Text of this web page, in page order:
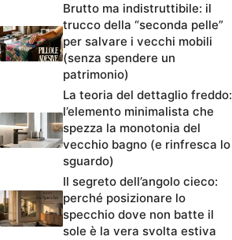
Brutto ma indistruttibile: il
trucco della “seconda pelle”
per salvare i vecchi mobili
(senza spendere un
patrimonio)
La teoria del dettaglio freddo:
l’elemento minimalista che
spezza la monotonia del
vecchio bagno (e rinfresca lo
sguardo)
Il segreto dell’angolo cieco:
perché posizionare lo
specchio dove non batte il
sole è la vera svolta estiva